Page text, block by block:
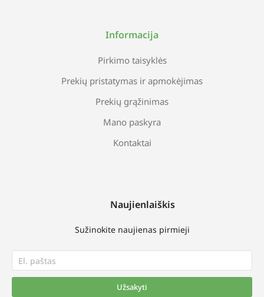
Informacija
Pirkimo taisyklės
Prekių pristatymas ir apmokėjimas
Prekių grąžinimas
Mano paskyra
Kontaktai
Naujienlaiškis
Sužinokite naujienas pirmieji
Užsakyti